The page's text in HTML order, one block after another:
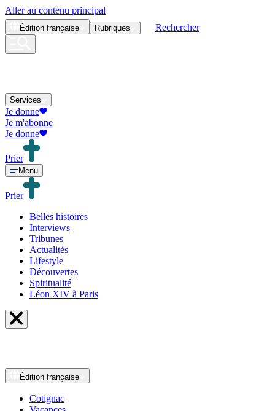
Aller au contenu principal
Édition française Rubriques Rechercher
Services
Je donne
Je m'abonne
Je donne
Prier
Menu
Prier
Belles histoires
Interviews
Tribunes
Actualités
Lifestyle
Découvertes
Spiritualité
Léon XIV à Paris
Édition française
Cotignac